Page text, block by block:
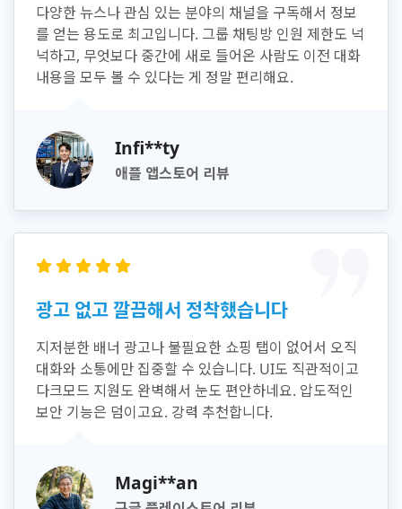
다양한 뉴스나 관심 있는 분야의 채널을 구독해서 정보
를 얻는 용도로 최고입니다. 그룹 채팅방 인원 제한도 넉
넉하고, 무엇보다 중간에 새로 들어온 사람도 이전 대화
내용을 모두 볼 수 있다는 게 정말 편리해요.
Infi**ty
애플 앱스토어 리뷰
광고 없고 깔끔해서 정착했습니다
지저분한 배너 광고나 불필요한 쇼핑 탭이 없어서 오직
대화와 소통에만 집중할 수 있습니다. UI도 직관적이고
다크모드 지원도 완벽해서 눈도 편안하네요. 압도적인
보안 기능은 덤이고요. 강력 추천합니다.
Magi**an